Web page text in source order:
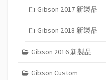
Gibson 2017 新製品
Gibson 2018 新製品
Gibson 2016 新製品
Gibson Custom